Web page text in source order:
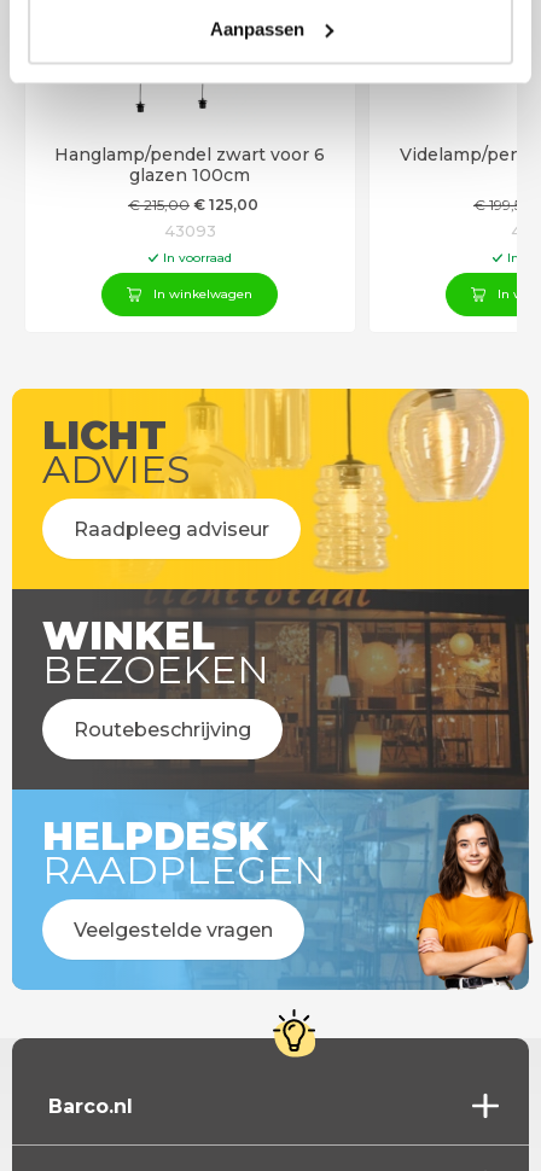
Aanpassen
Hanglamp/pendel zwart voor 6
glazen 100cm
€215,00 €125,00
43093
In voorraad
In winkelwagen
Videlamp/
€199,50
In
In
LICHT
ADVIES
Raadpleeg adviseur
WINKEL
BEZOEKEN
Routebeschrijving
HELPDESK
RAADPLEGEN
Veelgestelde vragen
Barco.nl